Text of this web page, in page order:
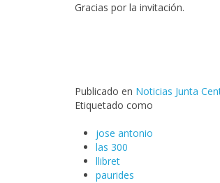
Gracias por la invitación.
Publicado en Noticias Junta
Etiquetado como
jose antonio
las 300
llibret
paurides